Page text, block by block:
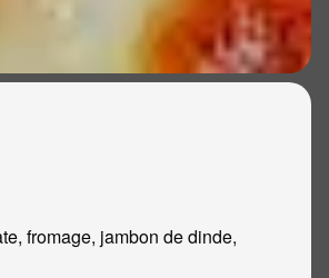
fromage, jambon de dinde,